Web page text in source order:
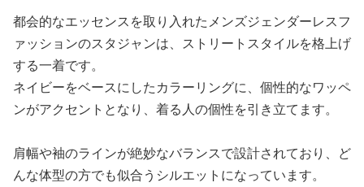
都会的なエッセンスを取り入れたメンズジェンダーレスフ
ァッションのスタジャンは、ストリートスタイルを格上げ
する一着です。
ネイビーをベースにしたカラーリングに、個性的なワッペ
ンがアクセントとなり、着る人の個性を引き立てます。
肩幅や袖のラインが絶妙なバランスで設計されており、ど
んな体型の方でも似合うシルエットになっています。